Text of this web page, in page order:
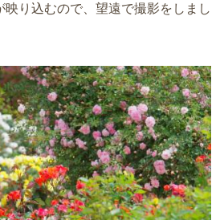
映り込むので、望遠で撮影をしまし